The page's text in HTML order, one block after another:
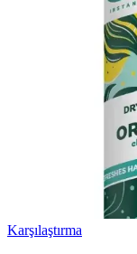
Karşılaştırma